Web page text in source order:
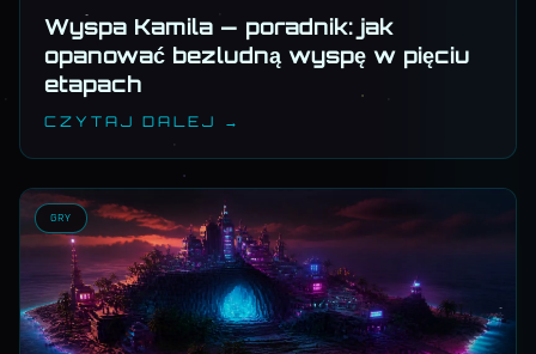
Wyspa Kamila — poradnik: jak
opanować bezludną wyspę w pięciu
etapach
CZYTAJ DALEJ →
GRY